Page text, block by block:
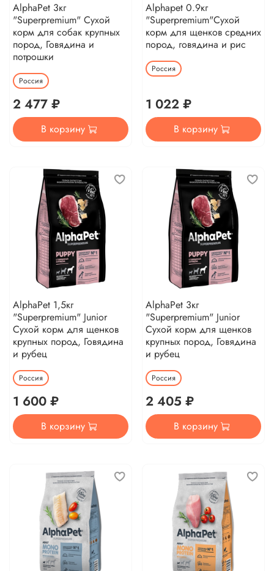
AlphaPet 3кг
"Superpremium" Сухой
корм для собак крупных
пород, Говядина и
потрошки
Россия
2 477 ₽
В корзину
Alphapet 0.9кг
"Superpremium"Сухой
корм для щенков средних
пород, говядина и рис
Россия
1 022 ₽
В корзину
AlphaPet 1,5кг
"Superpremium" Junior
Сухой корм для щенков
крупных пород, Говядина
и рубец
Россия
1 600 ₽
В корзину
AlphaPet 3кг
"Superpremium" Junior
Сухой корм для щенков
крупных пород, Говядина
и рубец
Россия
2 405 ₽
В корзину